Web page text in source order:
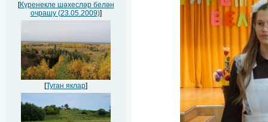
[Күренекле шәхесләр белән
очрашу (23.05.2009)]
[Туган яклар]